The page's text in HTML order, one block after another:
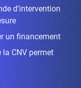
d’intervention
un financement
la CNV permet